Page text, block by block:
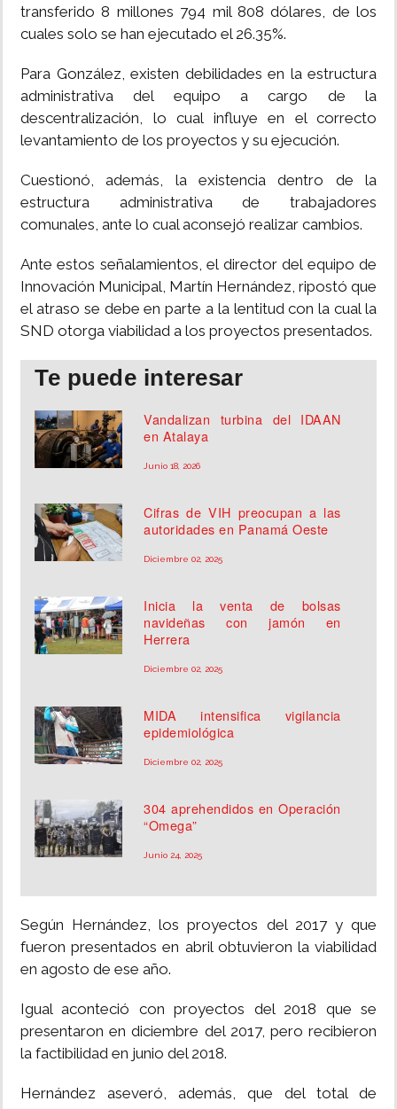
transferido 8 millones 794 mil 808 dólares, de los
cuales solo se han ejecutado el 26.35%.
Para González, existen debilidades en la estructura
administrativa del equipo a cargo de la
descentralización, lo cual influye en el correcto
levantamiento de los proyectos y su ejecución.
Cuestionó, además, la existencia dentro de la
estructura administrativa de trabajadores
comunales, ante lo cual aconsejó realizar cambios.
Ante estos señalamientos, el director del equipo de
Innovación Municipal, Martín Hernández, ripostó que
el atraso se debe en parte a la lentitud con la cual la
SND otorga viabilidad a los proyectos presentados.
Te puede interesar
Vandalizan turbina del IDAAN
en Atalaya
Junio 18, 2026
Cifras de VIH preocupan a las
autoridades en Panamá Oeste
Diciembre 02, 2025
Inicia la venta de bolsas
navideñas con jamón en
Herrera
Diciembre 02, 2025
MIDA intensifica vigilancia
epidemiológica
Diciembre 02, 2025
304 aprehendidos en Operación
“Omega”
Junio 24, 2025
Según Hernández, los proyectos del 2017 y que
fueron presentados en abril obtuvieron la viabilidad
en agosto de ese año.
Igual aconteció con proyectos del 2018 que se
presentaron en diciembre del 2017, pero recibieron
la factibilidad en junio del 2018.
Hernández aseveró, además, que del total de